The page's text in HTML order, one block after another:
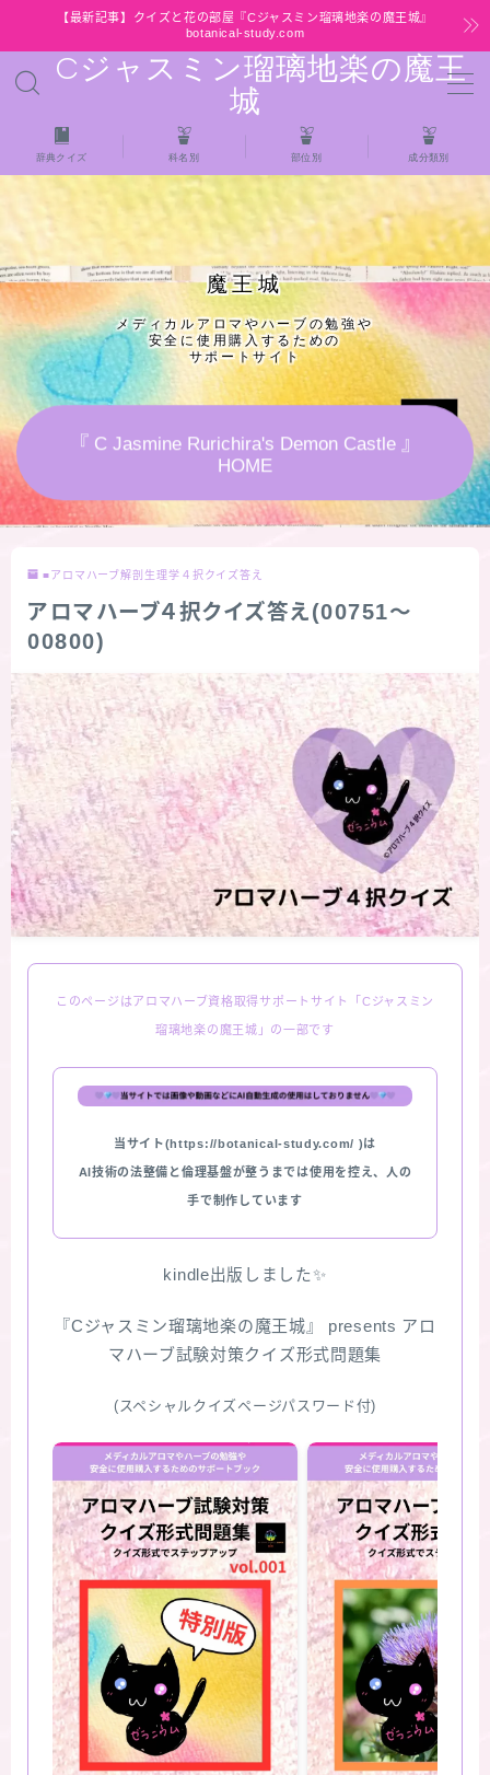
【最新記事】クイズと花の部屋『Cジャスミン瑠璃地楽の魔王城』
botanical-study.com
Cジャスミン瑠璃地楽の魔王
城
MENU
HOME
【最新】クイズと花の部屋
★全種/アロマハーブスパイス基材 プチ辞典ク
イズ＆プチ辞典
★アロマ検定＋αクイズ
★アロマハーブ傾向チェック
お知らせ
公式ウェブサイト『Botanical Study』
Cジャスミン瑠璃地楽の主な活動先リンク集
プロフィール
アロマハーブアンケート
おすすめ商品＆レビュー
★スペシャルアロマハーブ４択クイズ (kindle出
お問い合わせ
サイトマップ
辞典クイズ 科名別 部位別 成分類別
魔王城
メディカルアロマやハーブの勉強や
安全に使用購入するための
サポートサイト
『 C Jasmine Rurichira's Demon Castle 』
HOME
■アロマハーブ解剖生理学４択クイズ答え
アロマハーブ４択クイズ答え(00751～
00800)
このページはアロマハーブ資格取得サポートサイト「Cジャスミン
瑠璃地楽の魔王城」の一部です
当サイト(https://botanical-study.com/ )は
AI技術の法整備と倫理基盤が整うまでは使用を控え、人の
手で制作しています
kindle出版しました✨
『Cジャスミン瑠璃地楽の魔王城』 presents アロ
マハーブ試験対策クイズ形式問題集
(スペシャルクイズページパスワード付)